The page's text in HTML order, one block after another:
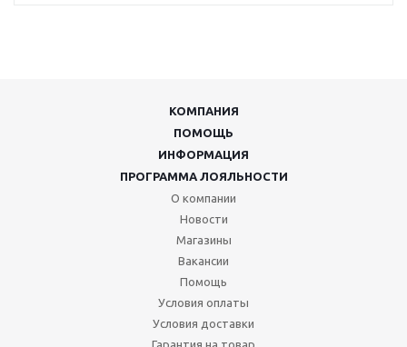
КОМПАНИЯ
ПОМОЩЬ
ИНФОРМАЦИЯ
ПРОГРАММА ЛОЯЛЬНОСТИ
О компании
Новости
Магазины
Вакансии
Помощь
Условия оплаты
Условия доставки
Гарантия на товар